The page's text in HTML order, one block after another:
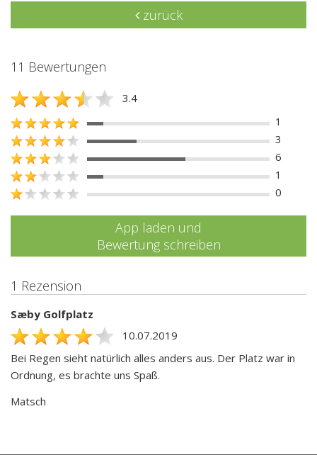
zurück
11 Bewertungen
3.4
1
3
6
1
0
App laden und
Bewertung schreiben
1 Rezension
Sæby Golfplatz
10.07.2019
Bei Regen sieht natürlich alles anders aus. Der Platz war in
Ordnung, es brachte uns Spaß.
Matsch